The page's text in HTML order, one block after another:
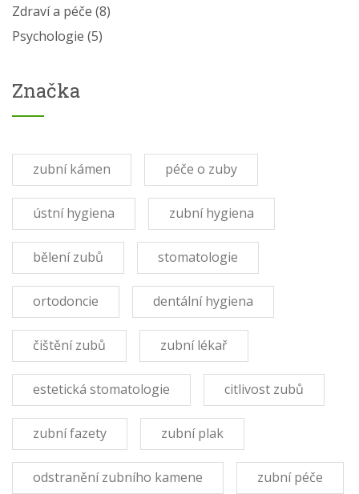
Zdraví a péče (8)
Psychologie (5)
Značka
zubní kámen péče o zuby
ústní hygiena zubní hygiena
bělení zubů stomatologie
ortodoncie dentální hygiena
čištění zubů zubní lékař
estetická stomatologie citlivost zubů
zubní fazety zubní plak
odstranění zubního kamene zubní péče